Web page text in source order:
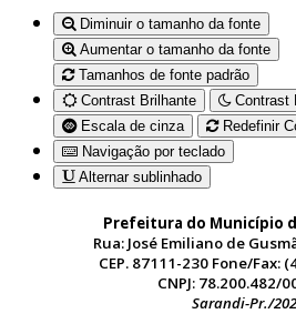
Diminuir o tamanho da fonte
Aumentar o tamanho da fonte
Tamanhos de fonte padrão
Contrast Brilhante
Contrast
Escala de cinza
Redefinir
Navigação por teclado
Alternar sublinhado
Prefeitura do Município
Rua: José Emiliano de
CEP. 87111-230 Fone/Fax:
CNPJ: 78.200.482/
Sarandi-Pr./